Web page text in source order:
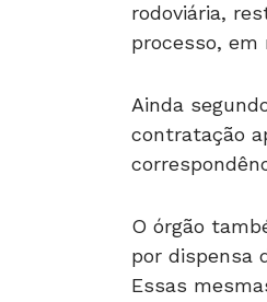
rodoviária,
processo, em
Ainda
contratação
O órgão
por dispensa
Essas